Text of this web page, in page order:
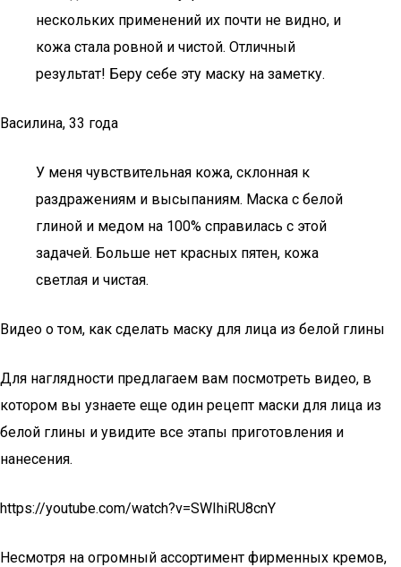
нескольких применений их почти не видно, и
кожа стала ровной и чистой. Отличный
результат! Беру себе эту маску на заметку.
Василина, 33 года
У меня чувствительная кожа, склонная к
раздражениям и высыпаниям. Маска с белой
глиной и медом на 100% справилась с этой
задачей. Больше нет красных пятен, кожа
светлая и чистая.
Видео о том, как сделать маску для лица из белой глины
Для наглядности предлагаем вам посмотреть видео, в
котором вы узнаете еще один рецепт маски для лица из
белой глины и увидите все этапы приготовления и
нанесения.
https://youtube.com/watch?v=SWIhiRU8cnY
Несмотря на огромный ассортимент фирменных кремов,